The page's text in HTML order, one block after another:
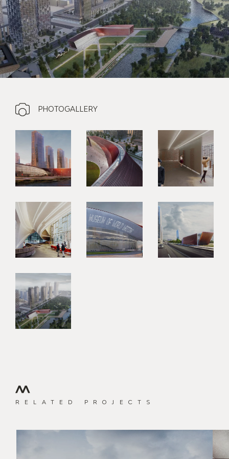
PHOTOGALLERY
RELATED PROJECTS